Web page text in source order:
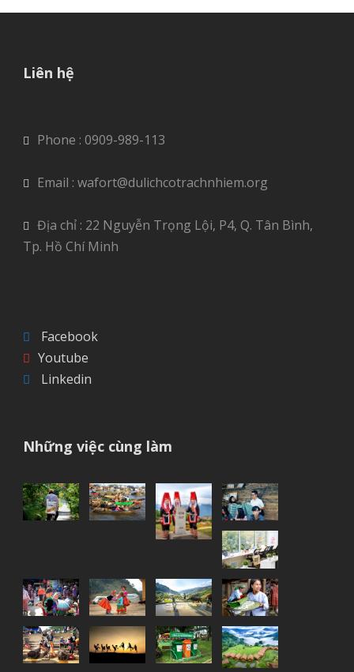
Liên hệ
Phone : 0909-989-113
Email : wafort@dulichcotrachnhiem.org
Địa chỉ : 22 Nguyễn Trọng Lội, P4, Q. Tân Bình,
Tp. Hồ Chí Minh
Facebook
Youtube
Linkedin
Những việc cùng làm